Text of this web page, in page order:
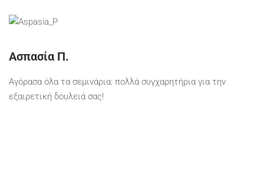
Ασπασία Π.
Αγόρασα όλα τα σεμινάρια: πολλά συγχαρητήρια για την
εξαιρετική δουλειά σας!